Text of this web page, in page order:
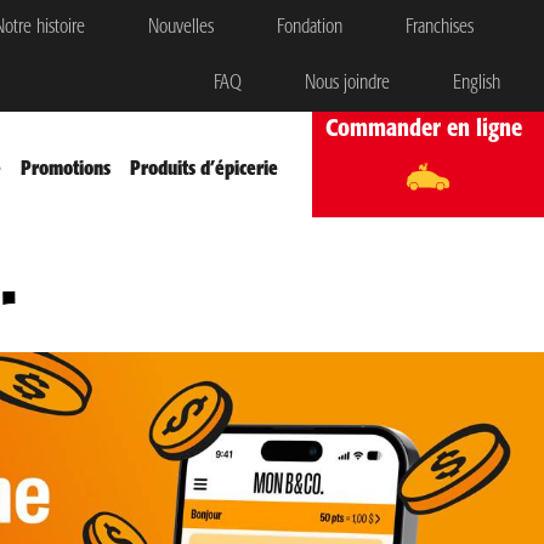
histoire Nouvelles Fondation Franchises
FAQ Nous joindre English
Promotions Produits d’épicerie
Commander en ligne